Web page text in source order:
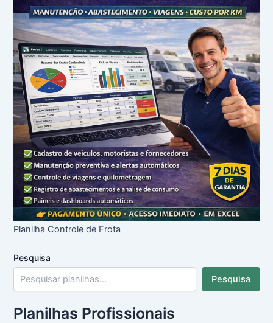
Planilha Controle de Frota
Pesquisa
Pesquisa
Planilhas Profissionais